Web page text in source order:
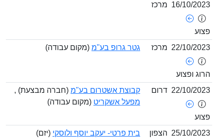
16/10/ מרכז
22/10/
ופצוע
מרכז גטר גרופ בע"מ(מקום עבודה)
22/10/ דרום קבוצת אשטרום בע"מ(חברה מבצעת) ,
מפעל אשקריט(מקום עבודה)
25/10/ הצפון
בית פרטי- יעקב יוסף ולוסקי (יזם)